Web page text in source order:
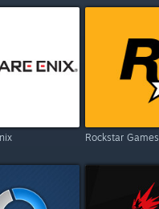
Rockstar Games